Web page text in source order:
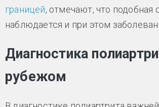
границей, отмечают, что подобная
наблюдается и при этом
Диагностика
рубежом